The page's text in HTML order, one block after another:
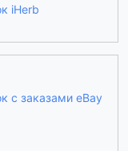
iHerb
с заказами eBay